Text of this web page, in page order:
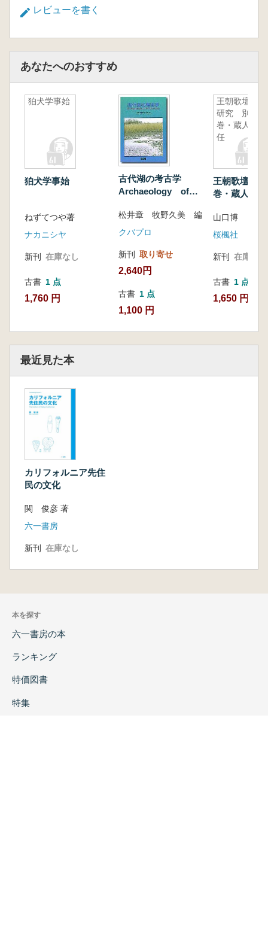
三 先住民による人物と動物の造形
四 先住民の描いた岩壁画
岩壁画 カリフォルニアの岩壁画 各
壁線刻画様式 北西海岸岩壁線刻画様式
南西海岸岩壁線刻画様式 北東部岩壁
彩色画様式 南海岸岩壁彩色画様式
南西海岸岩壁彩色画様式 サンタバー
バラ岩壁彩色画様式
南部シエラ岩壁彩色画様式
エピローグ
索 引
レビューを書く
あなたへのおすすめ
狛犬学事始
狛犬学事始
ねずてつや著
ナカニシヤ
新刊 在庫なし
古書 1 点
1,760 円
古代湖の考古学
Archaeology of
松井章 牧野久美 編
クバプロ
新刊 取り寄せ
2,640円
古書 1 点
1,100 円
王朝歌壇の
研究 別
巻・蔵人補
任
王朝歌壇の
巻・蔵人補任
山口博
桜楓社
新刊 在庫なし
古書 1 点
1,650 円
最近見た本
カリフォルニア先住
民の文化
関 俊彦 著
六一書房
新刊 在庫なし
本を探す
六一書房の本
ランキング
特価図書
特集